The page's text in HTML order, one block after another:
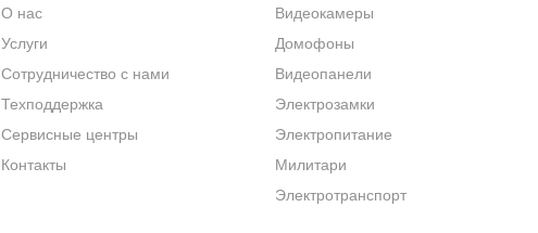
О нас
Услуги
Сотрудничество с нами
Техподдержка
Сервисные центры
Контакты
Видеокамеры
Домофоны
Видеопанели
Электрозамки
Электропитание
Милитари
Электротранспорт